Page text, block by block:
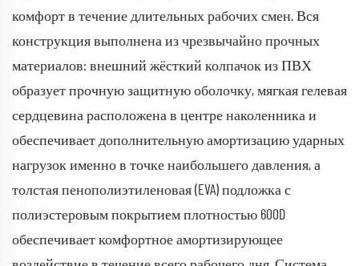
комфорт в течение длительных рабочих смен. Вся
конструкция выполнена из чрезвычайно прочных
материалов: внешний жёсткий колпачок из ПВХ
образует прочную защитную оболочку, мягкая гелевая
сердцевина расположена в центре наколенника и
обеспечивает дополнительную амортизацию ударных
нагрузок именно в точке наибольшего давления, а
толстая пенополиэтиленовая (EVA) подложка с
полиэстеровым покрытием плотностью 600D
обеспечивает комфортное амортизирующее